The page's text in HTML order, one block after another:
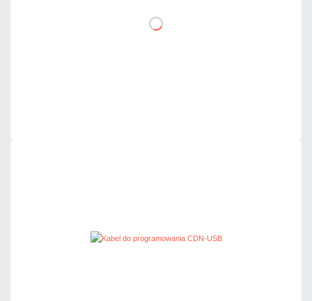
DO KOSZYKA